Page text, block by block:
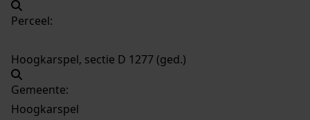
Perceel:
Hoogkarspel, sectie D 1277 (ged.)
Gemeente:
Hoogkarspel